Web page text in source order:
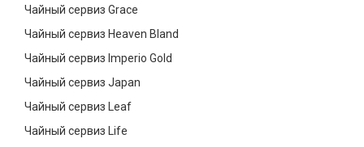
Чайный сервиз Grace
Чайный сервиз Heaven Bland
Чайный сервиз Imperio Gold
Чайный сервиз Japan
Чайный сервиз Leaf
Чайный сервиз Life